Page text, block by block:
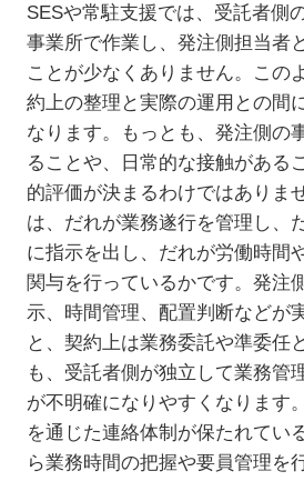
SESや常駐支援では、受託者側
事業所で作業し、発注側担当者
ことが少なくありません。この
約上の整理と実際の運用との間
なります。もっとも、発注側の
ることや、日常的な接触がある
的評価が決まるわけではありま
は、だれが業務遂行を管理し、
に指示を出し、だれが労働時間
関与を行っているかです。発注
示、時間管理、配置判断などが
と、契約上は業務委託や準委任
も、受託者側が独立して業務管
が不明確になりやすくなります
を通じた連絡体制が保たれてい
ら業務時間の把握や要員管理を